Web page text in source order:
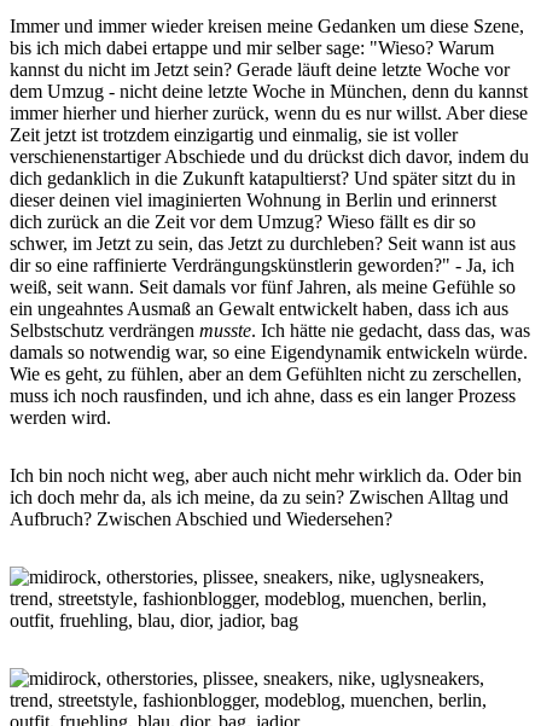
Immer und immer wieder kreisen meine Gedanken um diese Szene,
bis ich mich dabei ertappe und mir selber sage: "Wieso? Warum
kannst du nicht im Jetzt sein? Gerade läuft deine letzte Woche vor
dem Umzug - nicht deine letzte Woche in München, denn du kannst
immer hierher und hierher zurück, wenn du es nur willst. Aber diese
Zeit jetzt ist trotzdem einzigartig und einmalig, sie ist voller
verschienenstartiger Abschiede und du drückst dich davor, indem du
dich gedanklich in die Zukunft katapultierst? Und später sitzt du in
dieser deinen viel imaginierten Wohnung in Berlin und erinnerst
dich zurück an die Zeit vor dem Umzug? Wieso fällt es dir so
schwer, im Jetzt zu sein, das Jetzt zu durchleben? Seit wann ist aus
dir so eine raffinierte Verdrängungskünstlerin geworden?" - Ja, ich
weiß, seit wann. Seit damals vor fünf Jahren, als meine Gefühle so
ein ungeahntes Ausmaß an Gewalt entwickelt haben, dass ich aus
Selbstschutz verdrängen musste. Ich hätte nie gedacht, dass das, was
damals so notwendig war, so eine Eigendynamik entwickeln würde.
Wie es geht, zu fühlen, aber an dem Gefühlten nicht zu zerschellen,
muss ich noch rausfinden, und ich ahne, dass es ein langer Prozess
werden wird.
Ich bin noch nicht weg, aber auch nicht mehr wirklich da. Oder bin
ich doch mehr da, als ich meine, da zu sein? Zwischen Alltag und
Aufbruch? Zwischen Abschied und Wiedersehen?